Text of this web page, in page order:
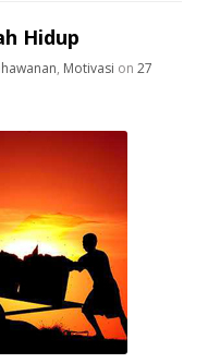
Hidup
, Motivasi on 27